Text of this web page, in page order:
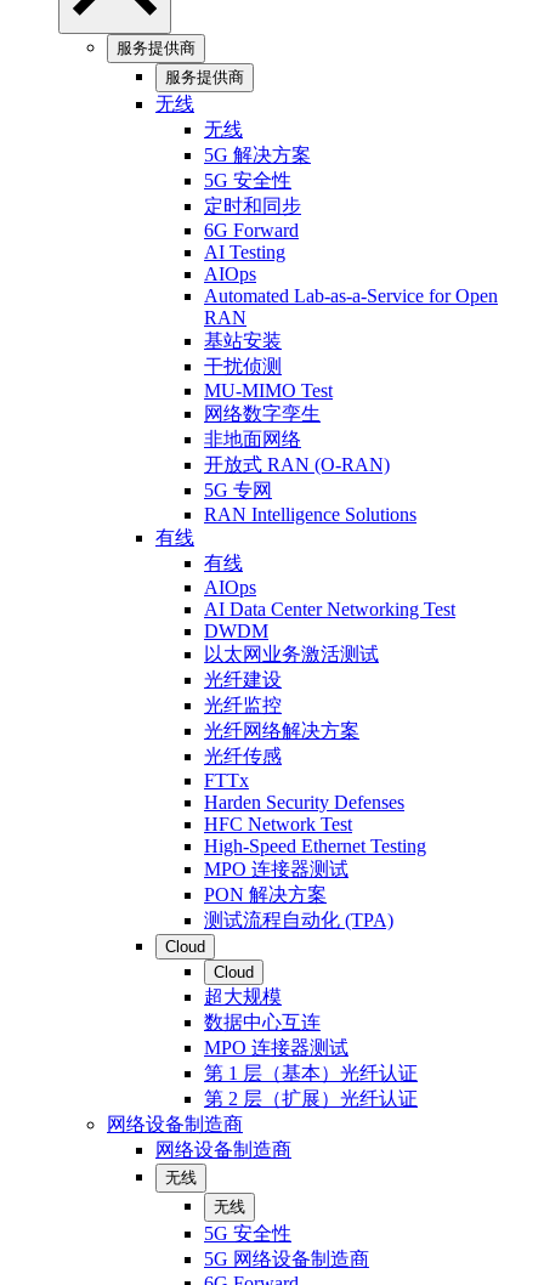
服务提供商
服务提供商
无线
无线
5G 解决方案
5G 安全性
定时和同步
6G Forward
AI Testing
AIOps
Automated Lab-as-a-Service for Open
RAN
基站安装
干扰侦测
MU-MIMO Test
网络数字孪生
非地面网络
开放式 RAN (O-RAN)
5G 专网
RAN Intelligence Solutions
有线
有线
AIOps
AI Data Center Networking Test
DWDM
以太网业务激活测试
光纤建设
光纤监控
光纤网络解决方案
光纤传感
FTTx
Harden Security Defenses
HFC Network Test
High-Speed Ethernet Testing
MPO 连接器测试
PON 解决方案
测试流程自动化 (TPA)
Cloud
Cloud
超大规模
数据中心互连
MPO 连接器测试
第 1 层（基本）光纤认证
第 2 层（扩展）光纤认证
网络设备制造商
网络设备制造商
无线
无线
5G 安全性
5G 网络设备制造商